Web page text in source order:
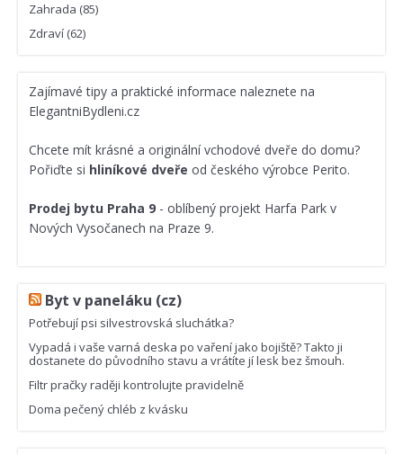
Zahrada (85)
Zdraví (62)
Zajímavétipy a praktické informace naleznete na
ElegantniBydleni.cz
Chcete mít krásné a originální vchodové dveře do domu?
Pořiďte si hliníkové dveře od českého výrobce Perito.
Prodej bytu Praha 9 - oblíbený projekt Harfa Park v
Nových Vysočanech na Praze 9.
Byt v paneláku (cz)
Potřebují psi silvestrovská sluchátka?
Vypadá i vaše varná deska po vaření jako bojiště? Takto ji
dostanete do původního stavu a vrátíte jí lesk bez šmouh.
Filtr pračky raději kontrolujte pravidelně
Doma pečený chléb z kvásku